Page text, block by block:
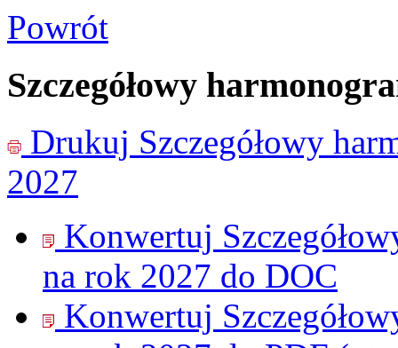
Powrót
Szczegółowy
Drukuj Szczegółowy
2027
Konwertuj
na rok 2027 do DOC
Konwertuj